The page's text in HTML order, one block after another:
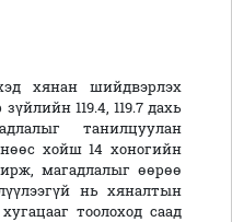
хянан шийдвэрлэх
119.4, 119.7 дахь
танилцуулан
хойш 14 хоногийн
магадлалыг өөрөө
нь хяналтын
тоолоход саад